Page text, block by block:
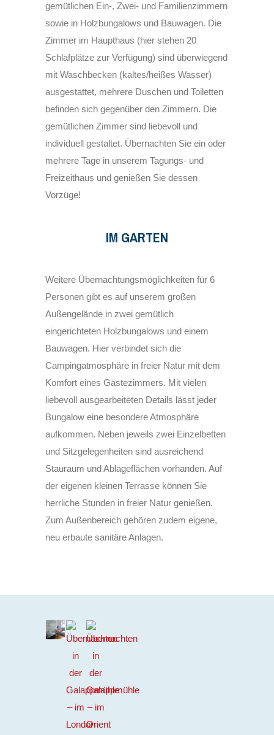
gemütlichen Ein-, Zwei- und Familienzimmern
sowie in Holzbungalows und Bauwagen. Die
Zimmer im Haupthaus (hier stehen 20
Schlafplätze zur Verfügung) sind überwiegend
mit Waschbecken (kaltes/heißes Wasser)
ausgestattet, mehrere Duschen und Toiletten
befinden sich gegenüber den Zimmern. Die
gemütlichen Zimmer sind liebevoll und
individuell gestaltet. Übernachten Sie ein oder
mehrere Tage in unserem Tagungs- und
Freizeithaus und genießen Sie dessen
Vorzüge!
IM GARTEN
Weitere Übernachtungsmöglichkeiten für 6
Personen gibt es auf unserem großen
Außengelände in zwei gemütlich
eingerichteten Holzbungalows und einem
Bauwagen. Hier verbindet sich die
Campingatmosphäre in freier Natur mit dem
Komfort eines Gästezimmers. Mit vielen
liebevoll ausgearbeiteten Details lässt jeder
Bungalow eine besondere Atmosphäre
aufkommen. Neben jeweils zwei Einzelbetten
und Sitzgelegenheiten sind ausreichend
Stauraum und Ablageflächen vorhanden. Auf
der eigenen kleinen Terrasse können Sie
herrliche Stunden in freier Natur genießen.
Zum Außenbereich gehören zudem eigene,
neu erbaute sanitäre Anlagen.